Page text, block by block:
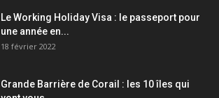
Le Working Holiday Visa : le passeport pour
une année en...
18 février 2022
Grande Barrière de Corail : les 10 îles qui